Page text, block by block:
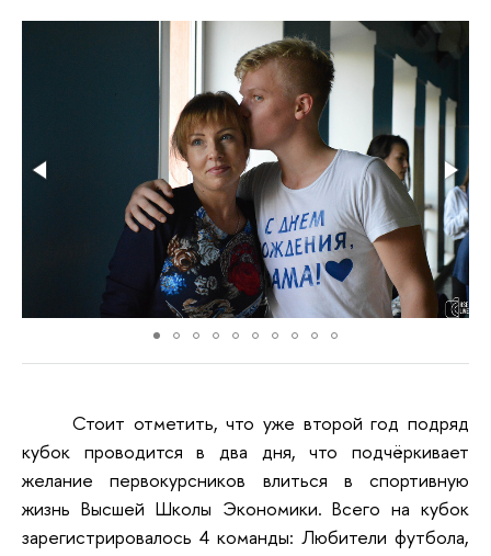
Стоит отметить, что уже второй год подряд
кубок проводится в два дня, что подчёркивает
желание первокурсников влиться в спортивную
жизнь Высшей Школы Экономики. Всего на кубок
зарегистрировалось 4 команды: Любители футбола,